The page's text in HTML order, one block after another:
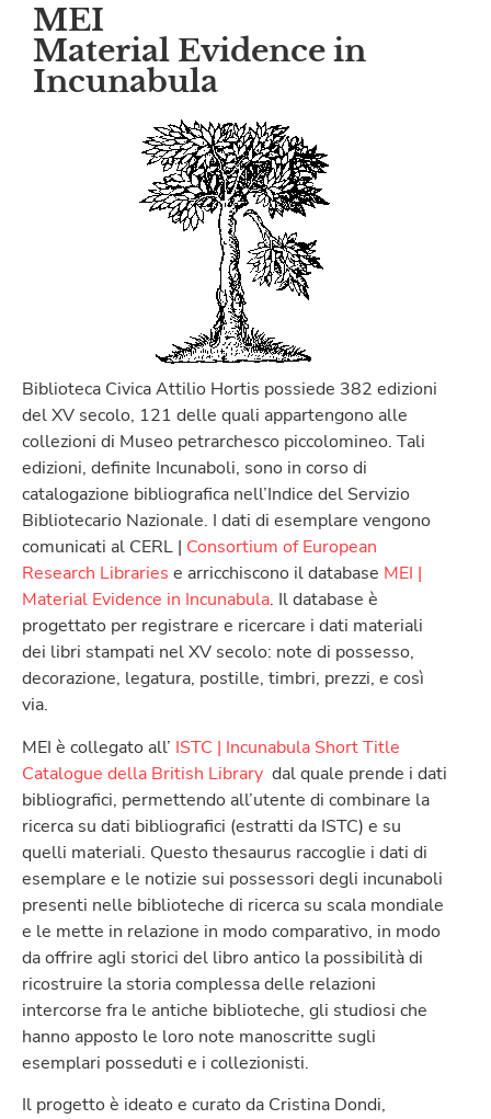
MEI
Material Evidence in
Incunabula
Biblioteca Civica Attilio Hortis possiede 382 edizioni
del XV secolo, 121 delle quali appartengono alle
collezioni di Museo petrarchesco piccolomineo. Tali
edizioni, definite Incunaboli, sono in corso di
catalogazione bibliografica nell’Indice del Servizio
Bibliotecario Nazionale. I dati di esemplare vengono
comunicati al CERL | Consortium of European
Research Libraries e arricchiscono il database MEI |
Material Evidence in Incunabula. Il database è
progettato per registrare e ricercare i dati materiali
dei libri stampati nel XV secolo: note di possesso,
decorazione, legatura, postille, timbri, prezzi, e così
via.
MEI è collegato all’ ISTC | Incunabula Short Title
Catalogue della British Library dal quale prende i dati
bibliografici, permettendo all’utente di combinare la
ricerca su dati bibliografici (estratti da ISTC) e su
quelli materiali. Questo thesaurus raccoglie i dati di
esemplare e le notizie sui possessori degli incunaboli
presenti nelle biblioteche di ricerca su scala mondiale
e le mette in relazione in modo comparativo, in modo
da offrire agli storici del libro antico la possibilità di
ricostruire la storia complessa delle relazioni
intercorse fra le antiche biblioteche, gli studiosi che
hanno apposto le loro note manoscritte sugli
esemplari posseduti e i collezionisti.
Il progetto è ideato e curato da Cristina Dondi,